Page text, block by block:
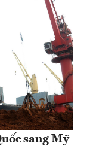
sang Mỹ